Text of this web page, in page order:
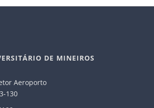
DE MINEIROS
Aeroporto
130